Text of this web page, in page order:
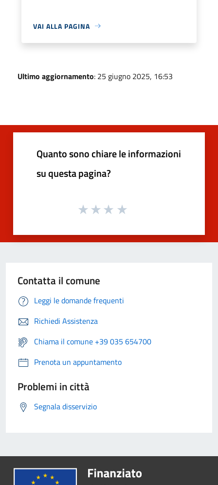
VAI ALLA PAGINA
Ultimo aggiornamento: 25 giugno 2025, 16:53
Quanto sono chiare le informazioni
su questa pagina?
Contatta il comune
Leggi le domande frequenti
Richiedi Assistenza
Chiama il comune +39 035 654700
Prenota un appuntamento
Problemi in città
Segnala disservizio